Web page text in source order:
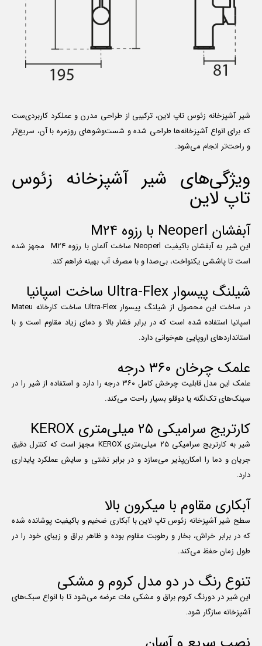
شیر آشپزخانه زئوس تاپ لاین، ترکیبی از طراحی مدرن و عملکرد کاربردی‌ست
که برای انواع آشپزخانه‌ها طراحی شده و شست‌وشوهای روزمره با آن، سریع‌تر
و راحت‌تر انجام می‌شود.
ویژگی‌های شیر آشپزخانه زئوس
تاپ لاین
آبفشان Neoperl با رزوه M24
این شیر به آبفشان باکیفیت Neoperl ساخت آلمان با رزوه M24 مجهز شده
است تا پاششی یکنواخت، بی‌صدا و با مصرف آب بهینه فراهم کند.
شیلنگ پیسوار Ultra-Flex ساخت اسپانیا
در ساخت این محصول از شیلنگ پیسوار Ultra-Flex ساخت کارخانه Mateu
اسپانیا استفاده شده است که در برابر فشار بالا و دمای زیاد مقاوم است و با
استانداردهای اروپایی هم‌خوانی دارد.
علمک چرخان ۳۶۰ درجه
علمک این مدل قابلیت چرخش کامل ۳۶۰ درجه را دارد و استفاده از شیر را در
سینک‌های تک‌لگنه یا دوقلو بسیار راحت می‌کند.
کارتریج سرامیکی ۲۵ میلی‌متری KEROX
شیر به کارتریج سرامیکی ۲۵ میلی‌متری KEROX مجهز است که کنترل دقیق
جریان و دما را امکان‌پذیر می‌سازد و در برابر نشتی و سایش عملکرد پایداری
دارد.
آبکاری مقاوم با میکرون بالا
سطح شیر آشپزخانه زئوس تاپ لاین با آبکاری ضخیم و باکیفیت پوشانده شده
که در برابر خراش، بخار و رطوبت مقاوم بوده و ظاهر براق و زیبای خود را در
طول زمان حفظ می‌کند.
تنوع رنگ در دو مدل کروم و مشکی
این شیر در دورنگ کروم براق و مشکی مات عرضه می‌شود تا با انواع سبک‌های
آشپزخانه سازگار شود.